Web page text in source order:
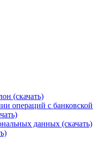
(скачать)
операций с банковской
данных (скачать)